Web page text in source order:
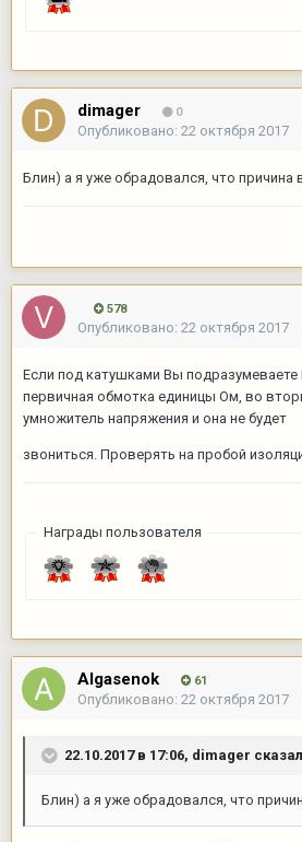
dimager 0
Опубликовано: 22 октября 2017
Блин) а я уже обрадовался, что причина
578
Опубликовано: 22 октября 2017
Если под катушками Вы
первичная обмотка единицы Ом, во
умножитель напряжения и она не будет
звониться. Проверять на пробой
Награды пользователя
Algasenok 61
Опубликовано: 22 октября 2017
22.10.2017 в 17:06, dimager
Блин) а я уже обрадовался, что